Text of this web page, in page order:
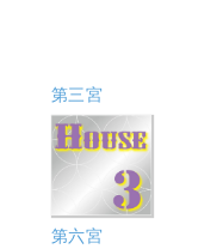
第三宮
第六宮